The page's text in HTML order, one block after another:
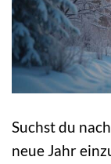
Suchst du
neue Jahr